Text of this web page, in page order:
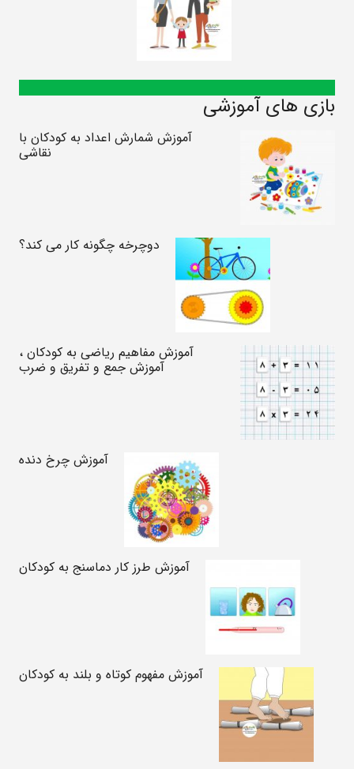
بازی های آموزشی
آموزش شمارش اعداد به کودکان با
نقاشی
دوچرخه چگونه کار می کند؟
آموزش مفاهیم ریاضی به کودکان ،
آموزش جمع و تفریق و ضرب
آموزش چرخ دنده
آموزش طرز کار دماسنج به کودکان
آموزش مفهوم کوتاه و بلند به کودکان